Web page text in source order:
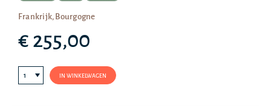
Frankrijk, Bourgogne
€ 255,00
IN WINKELWAGEN